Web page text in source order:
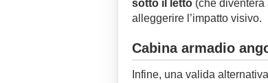
sotto il letto (che
alleggerire l’impatto visivo.
Cabina armadio
Infine, una valida